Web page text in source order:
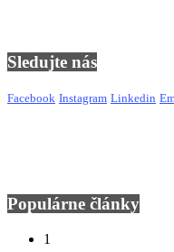
Sledujte nás
Facebook Instagram Linkedin
Populárne články
1